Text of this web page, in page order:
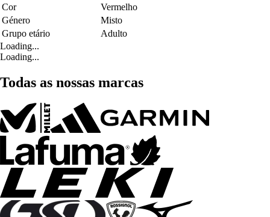
Cor
Vermelho
Género
Misto
Grupo etário
Adulto
Loading...
Loading...
Todas as nossas marcas